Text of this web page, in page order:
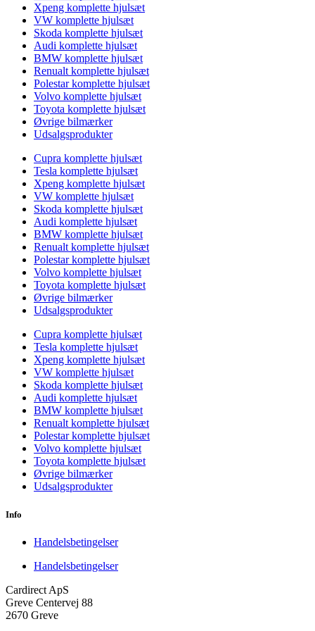
Xpeng komplette hjulsæt
VW komplette hjulsæt
Skoda komplette hjulsæt
Audi komplette hjulsæt
BMW komplette hjulsæt
Renualt komplette hjulsæt
Polestar komplette hjulsæt
Volvo komplette hjulsæt
Toyota komplette hjulsæt
Øvrige bilmærker
Udsalgsprodukter
Cupra komplette hjulsæt
Tesla komplette hjulsæt
Xpeng komplette hjulsæt
VW komplette hjulsæt
Skoda komplette hjulsæt
Audi komplette hjulsæt
BMW komplette hjulsæt
Renualt komplette hjulsæt
Polestar komplette hjulsæt
Volvo komplette hjulsæt
Toyota komplette hjulsæt
Øvrige bilmærker
Udsalgsprodukter
Cupra komplette hjulsæt
Tesla komplette hjulsæt
Xpeng komplette hjulsæt
VW komplette hjulsæt
Skoda komplette hjulsæt
Audi komplette hjulsæt
BMW komplette hjulsæt
Renualt komplette hjulsæt
Polestar komplette hjulsæt
Volvo komplette hjulsæt
Toyota komplette hjulsæt
Øvrige bilmærker
Udsalgsprodukter
Info
Handelsbetingelser
Handelsbetingelser
Cardirect ApS
Greve Centervej 88
2670 Greve